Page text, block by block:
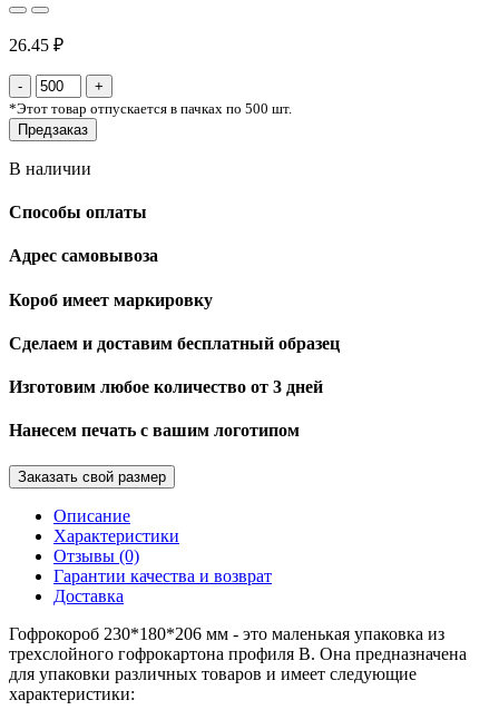
26.45 ₽
*Этот товар отпускается в пачках по 500 шт.
Предзаказ
В наличии
Способы оплаты
Адрес самовывоза
Короб имеет маркировку
Сделаем и доставим бесплатный образец
Изготовим любое количество от 3 дней
Нанесем печать с вашим логотипом
Заказать свой размер
Описание
Характеристики
Отзывы (0)
Гарантии качества и возврат
Доставка
Гофрокороб 230*180*206 мм - это маленькая упаковка из
трехслойного гофрокартона профиля В. Она предназначена
для упаковки различных товаров и имеет следующие
характеристики: